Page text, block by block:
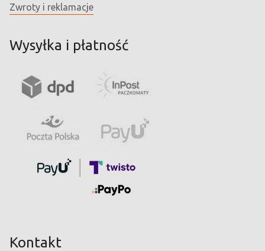
Zwroty i reklamacje
Wysyłka i płatność
Kontakt